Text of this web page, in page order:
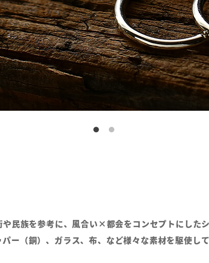
族を参考に、風合い×都会をコンセプトにしたシ
ー（銅）、ガラス、布、など様々な素材を駆使し